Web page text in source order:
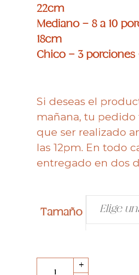
22cm
Mediano – 8 a 10
18cm
Chico – 3 porciones
Si deseas el
mañana, tu pedido
que ser realizado
las 12pm. En todo
entregado en dos
Tamaño
+